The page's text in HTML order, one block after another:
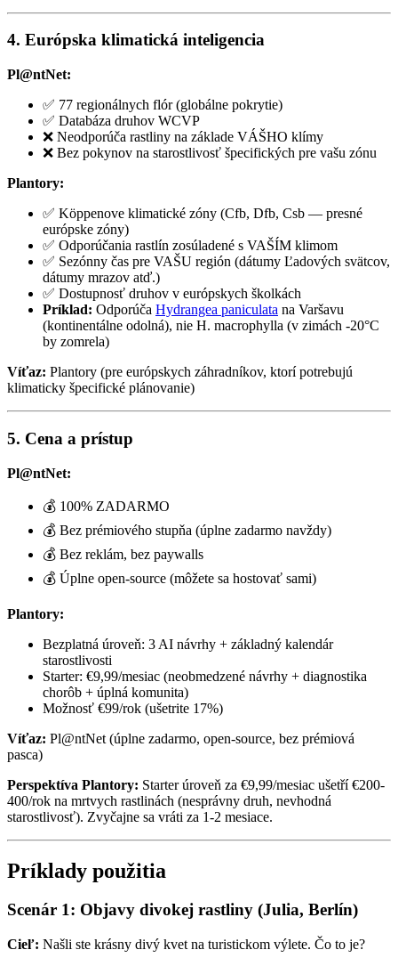
4. Európska klimatická inteligencia
Pl@ntNet:
✅ 77 regionálnych flór (globálne pokrytie)
✅ Databáza druhov WCVP
❌ Neodporúča rastliny na základe VÁŠHO klímy
❌ Bez pokynov na starostlivosť špecifických pre vašu zónu
Plantory:
✅ Köppenove klimatické zóny (Cfb, Dfb, Csb — presné
európske zóny)
✅ Odporúčania rastlín zosúladené s VAŠÍM klimom
✅ Sezónny čas pre VAŠU región (dátumy Ľadových svätcov,
dátumy mrazov atď.)
✅ Dostupnosť druhov v európskych školkách
Príklad: Odporúča Hydrangea paniculata na Varšavu
(kontinentálne odolná), nie H. macrophylla (v zimách -20°C
by zomrela)
Víťaz: Plantory (pre európskych záhradníkov, ktorí potrebujú
klimaticky špecifické plánovanie)
5. Cena a prístup
Pl@ntNet:
💰 100% ZADARMO
💰 Bez prémiového stupňa (úplne zadarmo navždy)
💰 Bez reklám, bez paywalls
💰 Úplne open-source (môžete sa hostovať sami)
Plantory:
Bezplatná úroveň: 3 AI návrhy + základný kalendár
starostlivosti
Starter: €9,99/mesiac (neobmedzené návrhy + diagnostika
chorôb + úplná komunita)
Možnosť €99/rok (ušetrite 17%)
Víťaz: Pl@ntNet (úplne zadarmo, open-source, bez prémiová
pasca)
Perspektíva Plantory: Starter úroveň za €9,99/mesiac ušetří €200-
400/rok na mrtvych rastlinách (nesprávny druh, nevhodná
starostlivosť). Zvyčajne sa vráti za 1-2 mesiace.
Príklady použitia
Scenár 1: Objavy divokej rastliny (Julia, Berlín)
Cieľ: Našli ste krásny divý kvet na turistickom výlete. Čo to je?